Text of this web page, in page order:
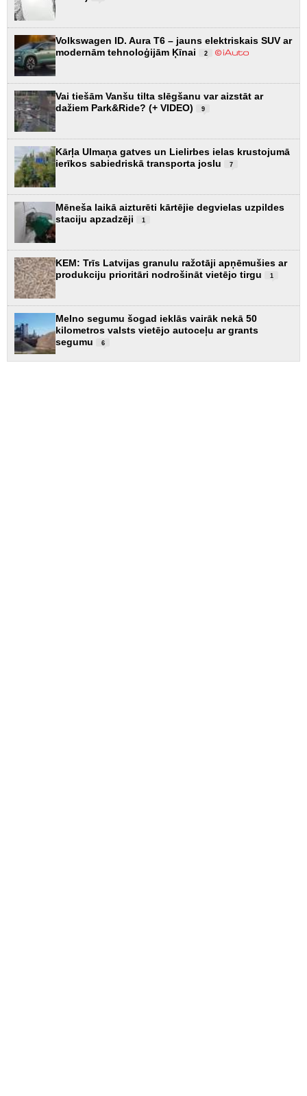
Volkswagen ID. Aura T6 – jauns elektriskais SUV ar
modernām tehnoloģijām Ķīnai
2
Vai tiešām Vanšu tilta slēgšanu var aizstāt ar
dažiem Park&Ride? (+ VIDEO)
9
Kārļa Ulmaņa gatves un Lielirbes ielas krustojumā
ierīkos sabiedriskā transporta joslu
7
Mēneša laikā aizturēti kārtējie degvielas uzpildes
staciju apzadzēji
1
KEM: Trīs Latvijas granulu ražotāji apņēmušies ar
produkciju prioritāri nodrošināt vietējo tirgu
1
Melno segumu šogad ieklās vairāk nekā 50
kilometros valsts vietējo autoceļu ar grants
segumu
6